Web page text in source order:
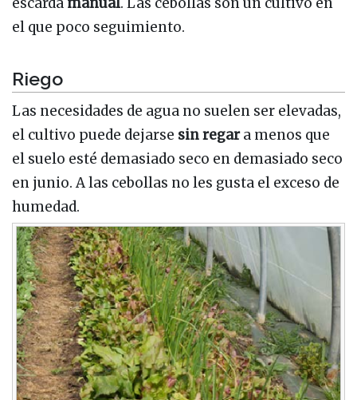
el que poco seguimiento.
Riego
Las necesidades de agua no suelen ser elevadas,
el cultivo puede dejarse sin regara menos que
el suelo esté demasiado seco en demasiado seco
en junio. A las cebollas no les gusta el exceso de
humedad.